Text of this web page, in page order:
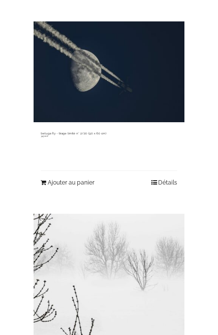
beluga fly ~ tirage limité n° 2/20 (90 x 60 cm)
345,00€
Ajouter au panier Détails